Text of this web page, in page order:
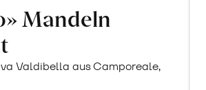
Mandeln
Valdibella aus Camporeale,